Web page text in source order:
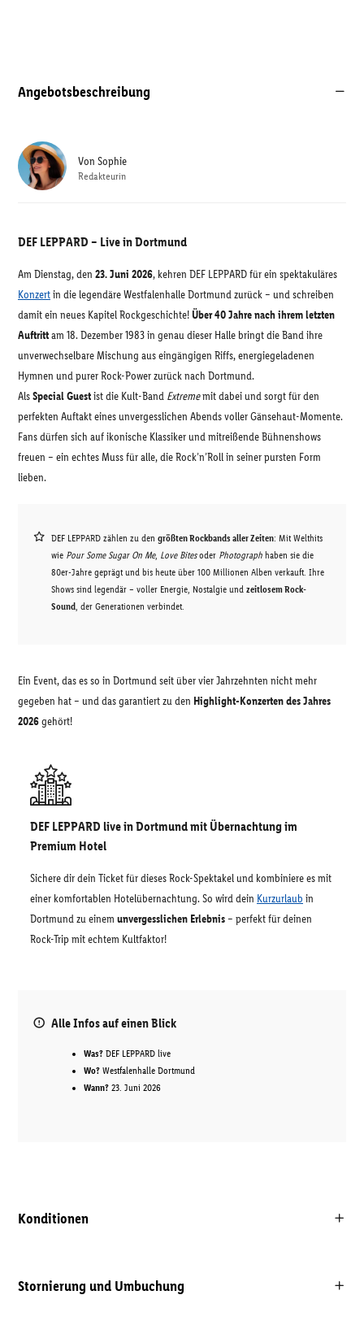
Angebotsbeschreibung
DEF LEPPARD – Live in Dortmund
Am Dienstag, den 23. Juni 2026, kehren DEF LEPPARD für ein spektakuläres
Konzertin die legendäre Westfalenhalle Dortmund zurück – und schreiben
damit ein neues Kapitel Rockgeschichte! Über 40 Jahre nach ihrem letzten
Auftrittam 18. Dezember 1983 in genau dieser Halle bringt die Band ihre
unverwechselbare Mischung aus eingängigen Riffs, energiegeladenen
Hymnen und purer Rock-Power zurück nach Dortmund.
AlsSpecial Guestist die Kult-Band Extrememit dabei und sorgt für den
perfekten Auftakt eines unvergesslichen Abends voller Gänsehaut-Momente.
Fans dürfen sich auf ikonische Klassiker und mitreißende Bühnenshows
freuen – ein echtes Muss für alle, die Rock’n’Roll in seiner pursten Form
lieben.
DEF LEPPARD zählen zu den größten Rockbands aller Zeiten: Mit Welthits
wie Pour Some Sugar On Me, Love Bitesoder Photograph haben sie die
80er-Jahre geprägt und bis heute über 100 Millionen Alben verkauft. Ihre
Shows sind legendär – voller Energie, Nostalgie und zeitlosem Rock-
Sound, der Generationen verbindet.
Ein Event, das es so in Dortmund seit über vier Jahrzehnten nicht mehr
gegeben hat – und das garantiert zu den Highlight-Konzerten des Jahres
2026gehört!
DEF LEPPARD live in Dortmund mit Übernachtung im
Premium Hotel
Sichere dir dein Ticket für dieses Rock-Spektakel und kombiniere es mit
einer komfortablen Hotelübernachtung. So wird dein Kurzurlaub in
Dortmund zu einem unvergesslichen Erlebnis– perfekt für deinen
Rock-Trip mit echtem Kultfaktor!
Alle Infos auf einen Blick
Was? DEF LEPPARD live
Wo? Westfalenhalle Dortmund
Wann? 23. Juni 2026
Von Sophie
Redakteurin
Konditionen
Stornierung und Umbuchung